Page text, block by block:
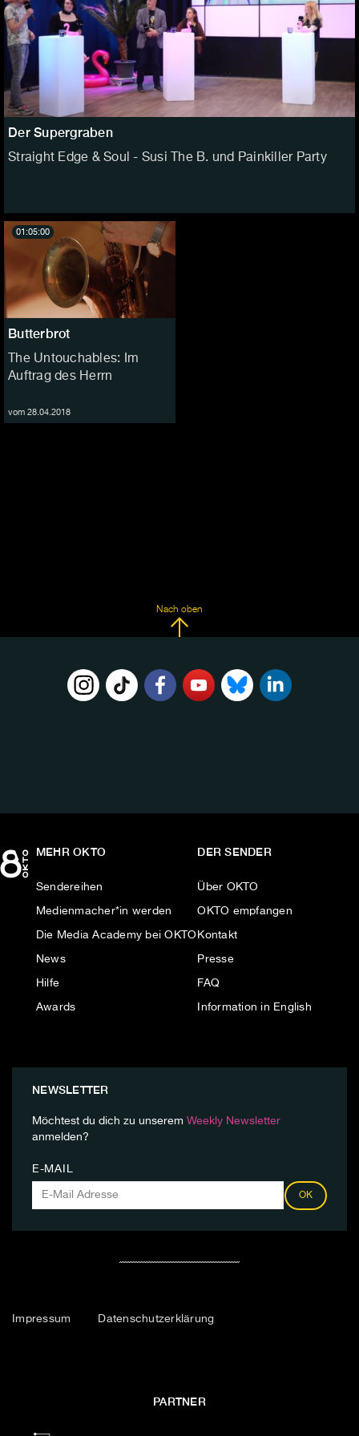
Der Supergraben
Straight Edge & Soul - Susi The B. und Painkiller Party
Butterbrot
The Untouchables: Im
Auftrag des Herrn
vom 28.04.2018
01:05:00
Nach oben
MEHR OKTO
Sendereihen
Medienmacher*in werden
Die Media Academy bei OKTO
News
Hilfe
Awards
DER SENDER
Über OKTO
OKTO empfangen
Kontakt
Presse
FAQ
Information in English
NEWSLETTER
Möchtest du dich zu unserem Weekly Newsletter
anmelden?
E-MAIL
OK
Impressum Datenschutzerklärung
PARTNER